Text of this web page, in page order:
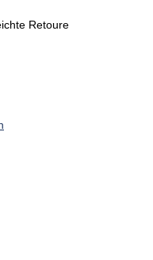
Retoure